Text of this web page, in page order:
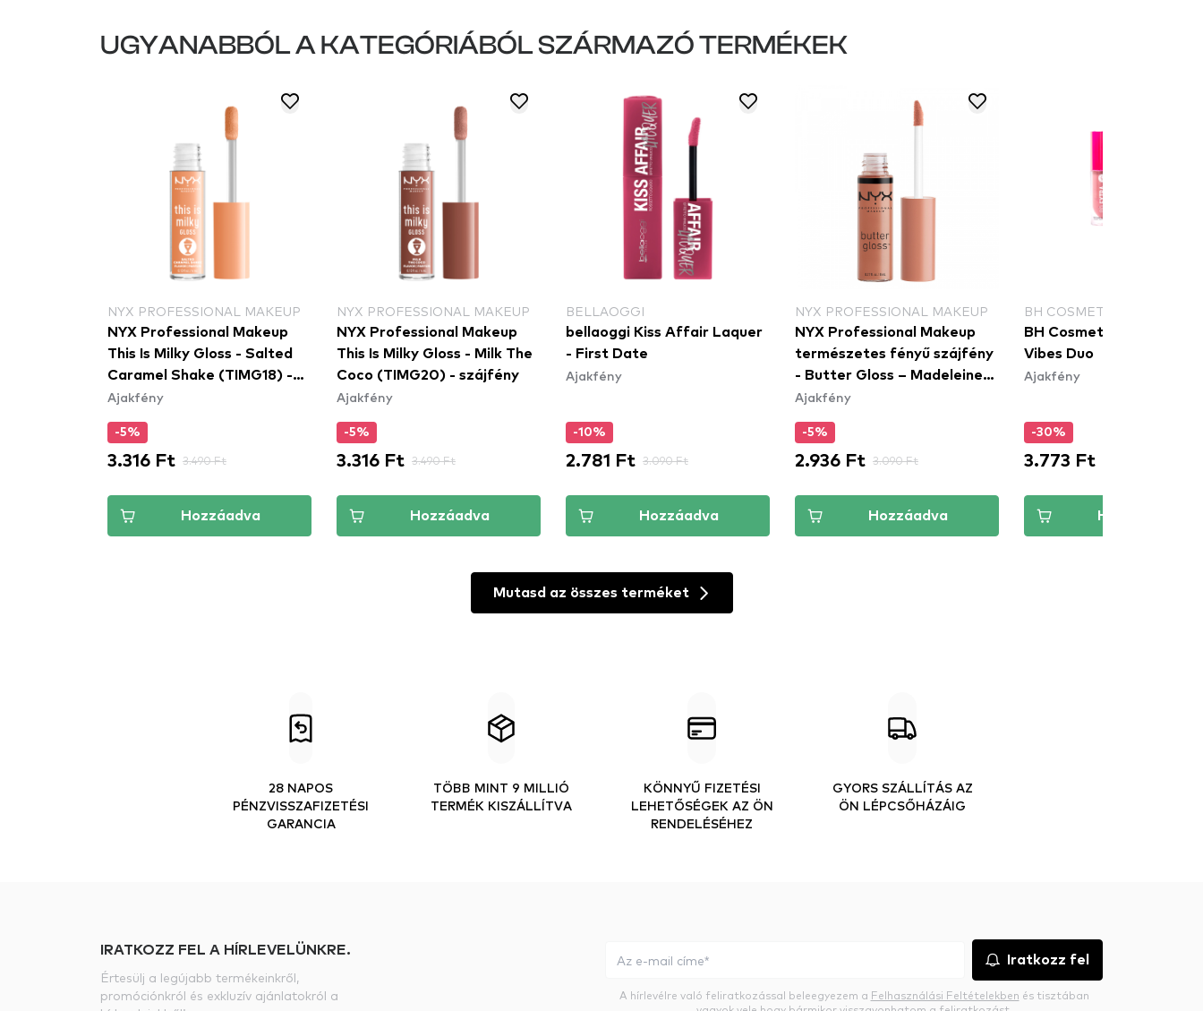
UGYANABBÓL A KATEGÓRIÁBÓL SZÁRMAZÓ TERMÉKEK
NYX PROFESSIONAL MAKEUP
NYX Professional Makeup
This Is Milky Gloss - Salted
Caramel Shake (TIMG18) -
szájfény
Ajakfény
-5%
3.316 Ft 3.490 Ft
Hozzáadva
NYX PROFESSIONAL MAKEUP
NYX Professional Makeup
This Is Milky Gloss - Milk The
Coco (TIMG20) - szájfény
Ajakfény
-5%
3.316 Ft 3.490 Ft
Hozzáadva
BELLAOGGI
bellaoggi Kiss Affair Laquer
- First Date
Ajakfény
-10%
2.781 Ft 3.090 Ft
Hozzáadva
NYX PROFESSIONAL MAKEUP
NYX Professional Makeup
természetes fényű szájfény
- Butter Gloss – Madeleine
(BLG14)
Ajakfény
-5%
2.936 Ft 3.090 Ft
Hozzáadva
BH COSMETICS
BH Cosmetics Weekend
Vibes Duo
Ajakfény
-30%
3.773 Ft
Hozzáadva
Mutasd az összes terméket
28 NAPOS
PÉNZVISSZAFIZETÉSI
GARANCIA
TÖBB MINT 9 MILLIÓ
TERMÉK KISZÁLLÍTVA
KÖNNYŰ FIZETÉSI
LEHETŐSÉGEK AZ ÖN
RENDELÉSÉHEZ
GYORS SZÁLLÍTÁS AZ
ÖN LÉPCSŐHÁZÁIG
IRATKOZZ FEL A HÍRLEVELÜNKRE.
Értesülj a legújabb termékeinkről,
promóciónkról és exkluzív ajánlatokról a
Iratkozz fel
A hírlevélre való feliratkozással beleegyezem a Felhasználási Feltételekben és tisztában